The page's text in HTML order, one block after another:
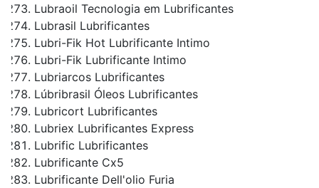
Lubraoil Tecnologia em Lubrificantes
Lubrasil Lubrificantes
Lubri-Fik Hot Lubrificante Intimo
Lubri-Fik Lubrificante Intimo
Lubriarcos Lubrificantes
Lúbribrasil Óleos Lubrificantes
Lubricort Lubrificantes
Lubriex Lubrificantes Express
Lubrific Lubrificantes
Lubrificante Cx5
Lubrificante Dell'olio Furia